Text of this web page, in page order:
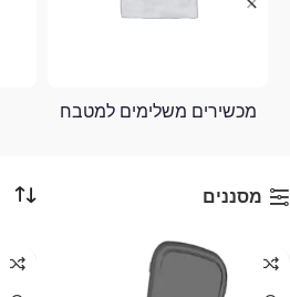
מכשירים משלימים למטבח
מסננים